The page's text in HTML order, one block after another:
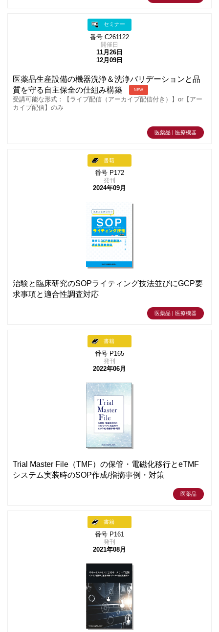
セミナー
番号 C261122
開催日
11月26日
12月09日
医薬品生産設備の機器洗浄＆洗浄バリデーションと品
質を守る自主保全の仕組み構築
NEW
受講可能な形式：【ライブ配信（アーカイブ配信付き）】or【アー
カイブ配信】のみ
医薬品 | 医療機器
書籍
番号 P172
発刊
2024年09月
治験と臨床研究のSOPライティング技法並びにGCP要
求事項と適合性調査対応
医薬品 | 医療機器
書籍
番号 P165
発刊
2022年06月
Trial Master File（TMF）の保管・電磁化移行とeTMF
システム実装時のSOP作成/指摘事例・対策
医薬品
書籍
番号 P161
発刊
2021年08月